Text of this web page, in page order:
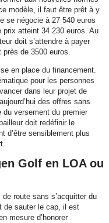
modèle, il faut être prêt à y
se négocie à 27 540 euros
prix atteint 34 230 euros. Au
doit s’attendre à payer
de 3500 euros.
en place du financement.
pour les personnes
dans leur projet de
des offres sans
du versement du premier
doit redéfinir le
d’être sensiblement plus
Golf en LOA ou
route sans s’acquitter du
de sauter le cap, il est
mesure d’honorer